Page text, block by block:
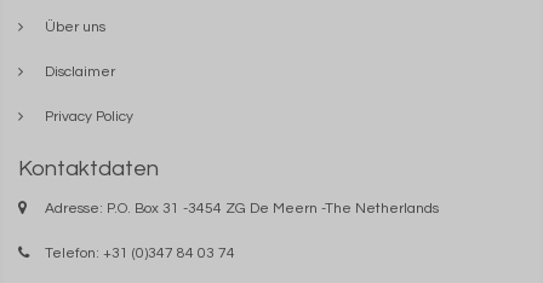
Über uns
Disclaimer
Privacy Policy
Kontaktdaten
Adresse: P.O. Box 31 -3454 ZG De Meern -The Netherlands
Telefon: +31 (0)347 84 03 74